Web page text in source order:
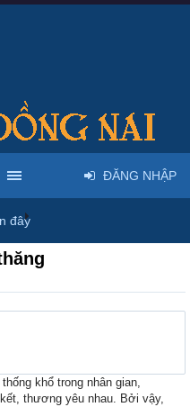
khổ trong nhân gian,
thương yêu nhau. Bởi vậy,
đây
ĐĂNG NHẬP